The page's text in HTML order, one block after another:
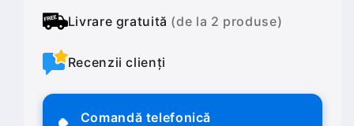
Livrare gratuită (de la 2 produse)
Recenzii clienți
Comandă telefonică